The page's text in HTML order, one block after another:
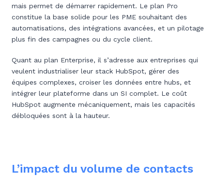
mais permet de démarrer rapidement. Le plan Pro
constitue la base solide pour les PME souhaitant des
automatisations, des intégrations avancées, et un pilotage
plus fin des campagnes ou du cycle client.
Quant au plan Enterprise, il s’adresse aux entreprises qui
veulent industrialiser leur stack HubSpot, gérer des
équipes complexes, croiser les données entre hubs, et
intégrer leur plateforme dans un SI complet. Le coût
HubSpot augmente mécaniquement, mais les capacités
débloquées sont à la hauteur.
L’impact du volume de contacts